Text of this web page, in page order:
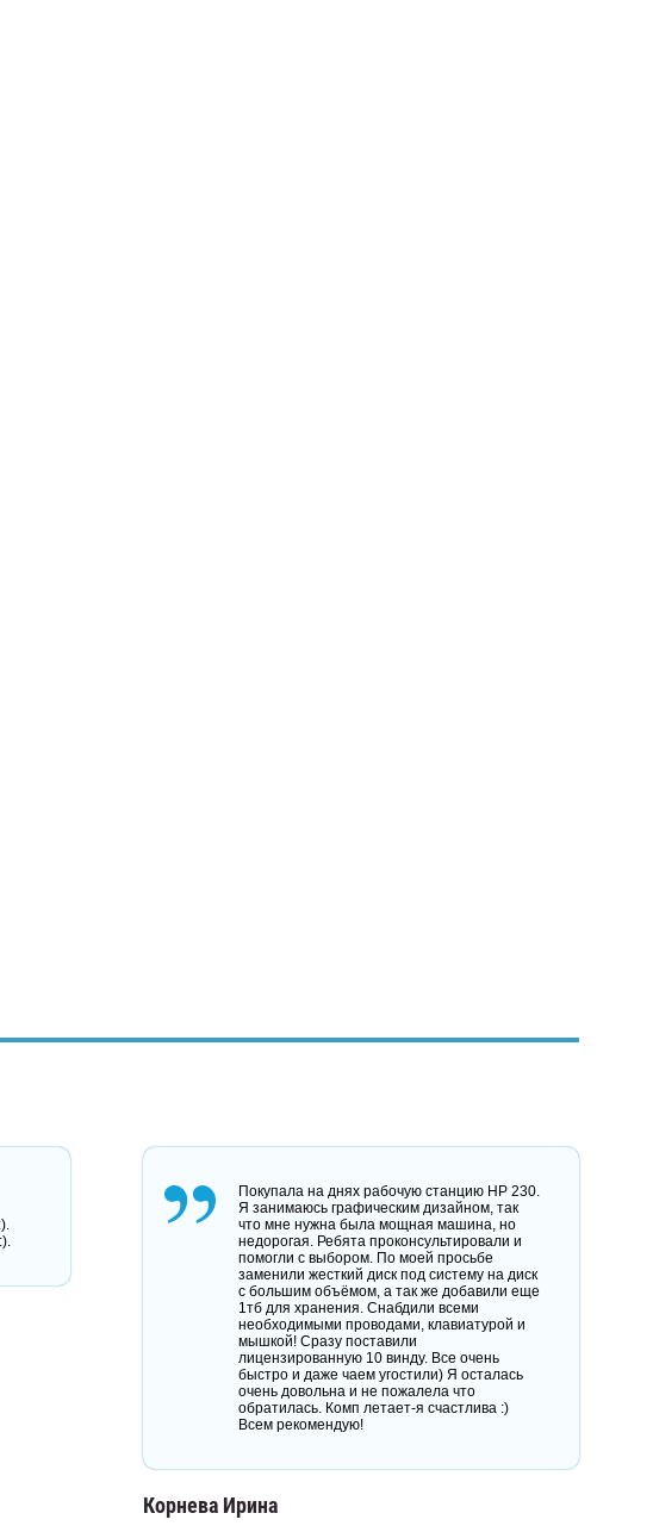
Покупала на днях рабочую станцию HP 230.
Я занимаюсь графическим дизайном, так
что мне нужна была мощная машина, но
недорогая. Ребята проконсультировали и
помогли с выбором. По моей просьбе
заменили жесткий диск под систему на диск
с большим объёмом, а так же добавили еще
1тб для хранения. Снабдили всеми
необходимыми проводами, клавиатурой и
мышкой! Сразу поставили
лицензированную 10 винду. Все очень
быстро и даже чаем угостили) Я осталась
очень довольна и не пожалела что
обратилась. Комп летает-я счастлива :)
Всем рекомендую!
Корнева Ирина